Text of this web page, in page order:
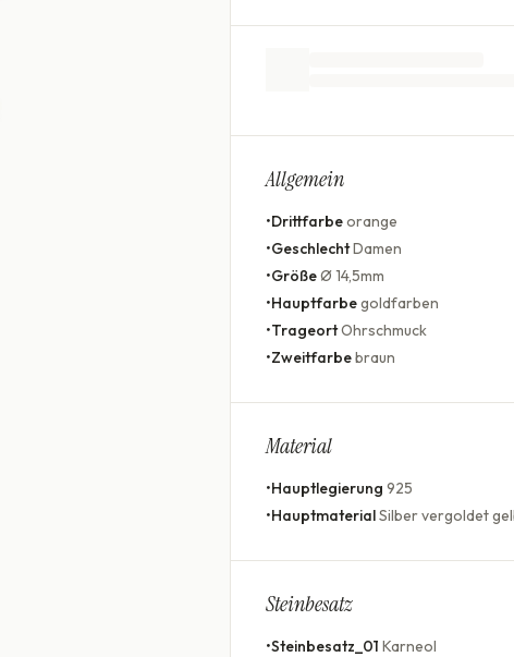
Allgemein
•Drittfarbeorange
•GeschlechtDamen
•GrößeØ 14,5mm
•Hauptfarbegoldfarben
•TrageortOhrschmuck
•Zweitfarbebraun
Material
•Hauptlegierung 925
•HauptmaterialSilber vergoldet
Steinbesatz
•Steinbesatz_01 Karneol